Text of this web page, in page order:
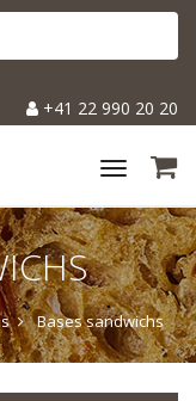
+41 22 990 20 20
Toggle
Bases sandwichs